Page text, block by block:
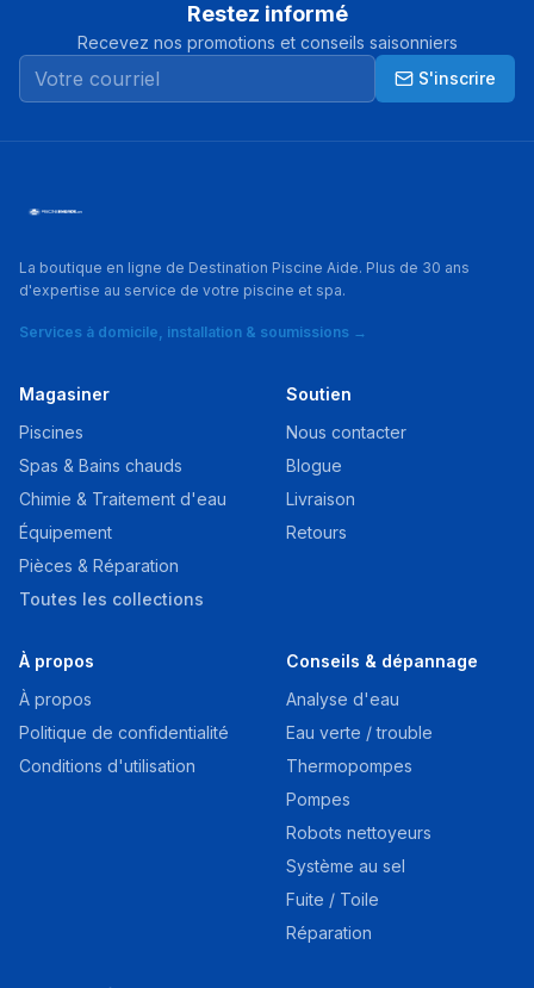
Restez informé
Recevez nos promotions et conseils saisonniers
S'inscrire
La boutique en ligne de Destination Piscine Aide. Plus de 30 ans
d'expertise au service de votre piscine et spa.
Services à domicile, installation & soumissions →
Magasiner
Piscines
Spas & Bains chauds
Chimie & Traitement d'eau
Équipement
Pièces & Réparation
Toutes les collections
Soutien
Nous contacter
Blogue
Livraison
Retours
À propos
À propos
Politique de confidentialité
Conditions d'utilisation
Conseils & dépannage
Analyse d'eau
Eau verte / trouble
Thermopompes
Pompes
Robots nettoyeurs
Système au sel
Fuite / Toile
Réparation